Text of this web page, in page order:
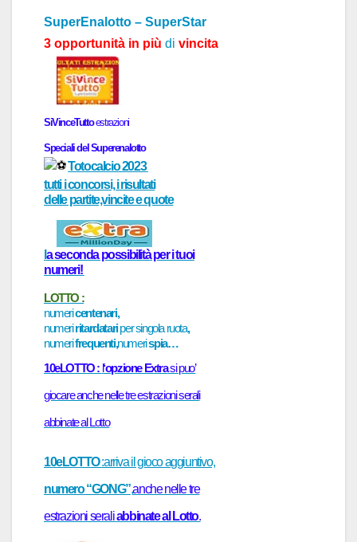
SuperEnalotto – SuperStar
3 opportunità in più di vincita
SiVinceTuttoestrazioni
Speciali del Superenalotto
Totocalcio 2023
tutti i concorsi, i risultati
delle partite,vincite e quote
aseconda possibilità per i tuoi
numeri!
LOTTO :
numericentenari,
numeriritardatariper singola ruota,
numerifrequenti,numerispia…
10eLOTTO : l‘opzione Extrasi puo’
giocare anche nelle tre estrazioni serali
abbinate al Lotto
10eLOTTO:arriva il gioco aggiuntivo,
numero “GONG”,anche nelle tre
estrazioni seraliabbinate al Lotto.